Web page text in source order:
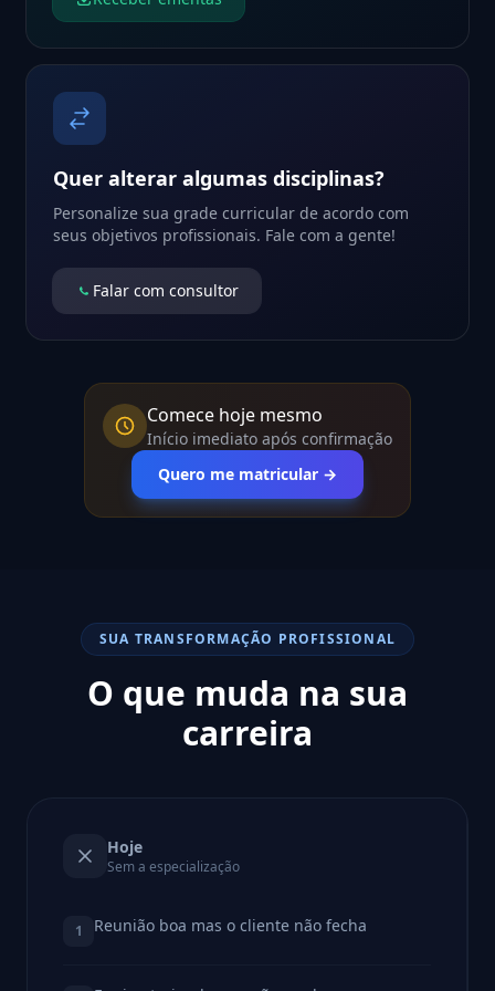
Quer alterar algumas disciplinas?
Personalize sua grade curricular de acordo com
seus objetivos profissionais. Fale com a gente!
Falar com consultor
Comece hoje mesmo
Início imediato após confirmação
Quero me matricular →
SUA TRANSFORMAÇÃO PROFISSIONAL
O que muda na sua
carreira
Hoje
Sem a especialização
1 Reunião boa mas o cliente não fecha